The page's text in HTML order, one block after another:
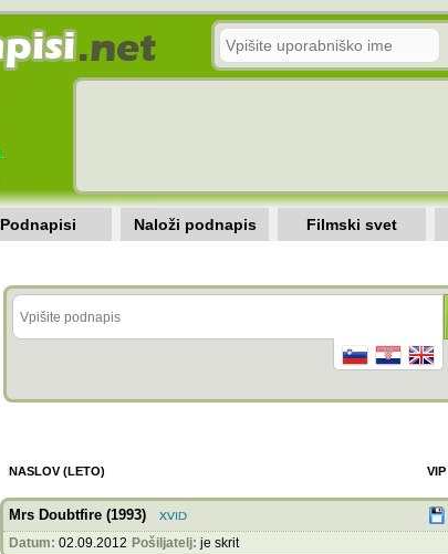
Podnapisi Naloži podnapis Filmski svet
NASLOV (LETO) VIP
Mrs Doubtfire (1993)
Datum: 02.09.2012 Pošiljatelj: je skrit